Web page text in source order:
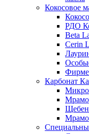
Кокосовое
РДО
Beta
Cerin
Карбонат